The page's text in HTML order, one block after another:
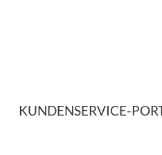
KUNDENSERVICE-